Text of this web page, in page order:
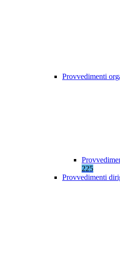
Provvedimenti
225
Provvedimenti